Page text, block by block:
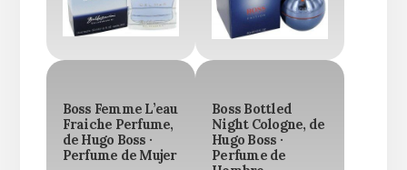
Boss Femme L’eau
Fraiche Perfume,
de Hugo Boss ·
Perfume de Mujer
Boss Bottled
Night Cologne, de
Hugo Boss ·
Perfume de